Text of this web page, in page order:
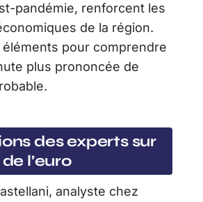
pandémie, renforcent les
de la région.
pour comprendre
plus prononcée de
des experts sur
l’euro
analyste chez